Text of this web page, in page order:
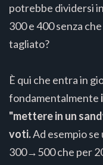
potrebbe dividersi
300 e 400 senza
tagliato?
È qui che entra in
fondamentalmente
"mettere in un
voti.Ad esempio
300→500 che per